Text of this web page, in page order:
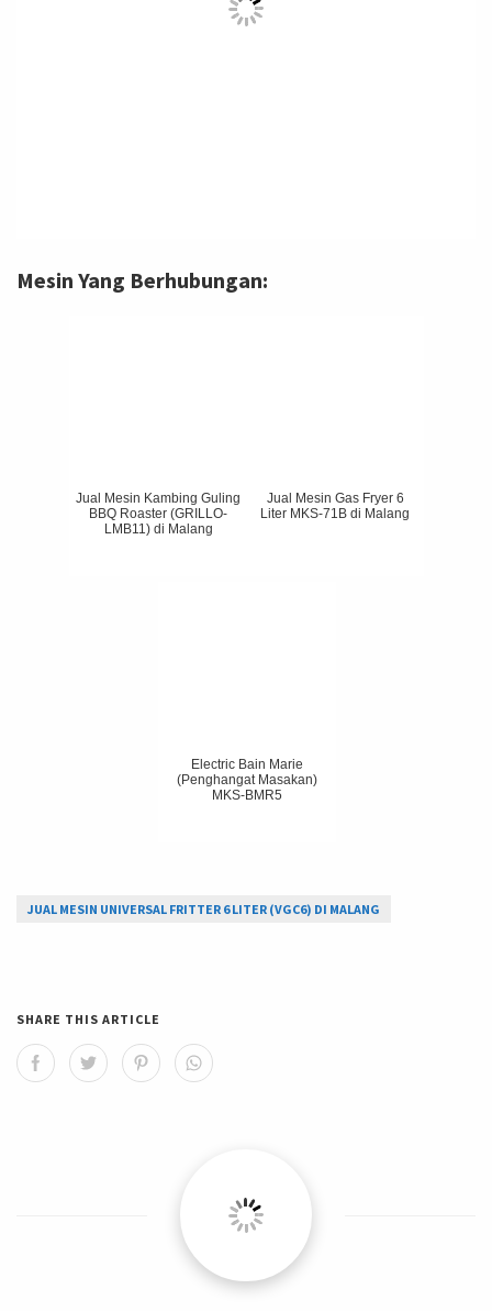
Mesin Yang Berhubungan:
Jual Mesin Kambing Guling
BBQ Roaster (GRILLO-
LMB11) di Malang
Jual Mesin Gas Fryer 6
Liter MKS-71B di Malang
Electric Bain Marie
(Penghangat Masakan)
MKS-BMR5
JUAL MESIN UNIVERSAL FRITTER 6 LITER (VGC6) DI MALANG
SHARE THIS ARTICLE